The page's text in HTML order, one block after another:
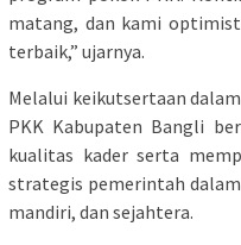
matang, dan kami
terbaik,” ujarnya.
Melalui keikutsertaan
PKK Kabupaten Bangli
kualitas kader serta
strategis pemerintah
mandiri, dan sejahtera.